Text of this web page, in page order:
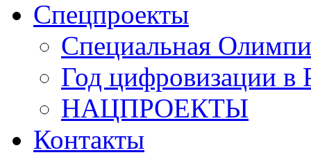
Спецпроекты
Специальная
Год цифровизации в
НАЦПРОЕКТЫ
Контакты